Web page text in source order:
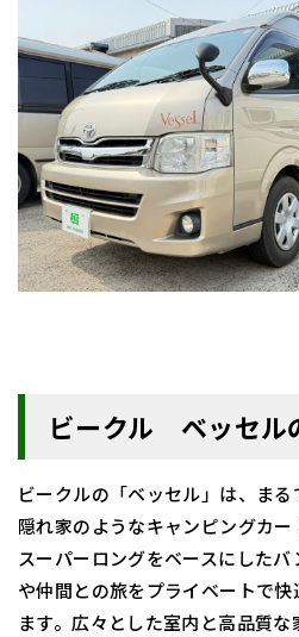
ビークル ベッセル
ビークルの「ベッセル」は、ま
隠れ家のようなキャンピングカー
スーパーロングをベースにしたバ
や仲間との旅をプライベートで快
ます。広々とした室内と高品質な